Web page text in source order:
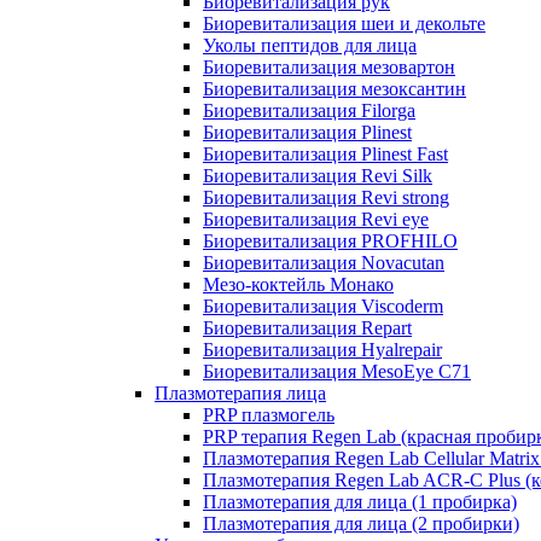
Биоревитализация шеи и декольте
Уколы пептидов для лица
Биоревитализация мезовартон
Биоревитализация мезоксантин
Биоревитализация Filorga
Биоревитализация Plinest
Биоревитализация Plinest Fast
Биоревитализация Revi Silk
Биоревитализация Revi strong
Биоревитализация Revi eye
Биоревитализация PROFHILO
Биоревитализация Novacutan
Мезо-коктейль Монако
Биоревитализация Viscoderm
Биоревитализация Repart
Биоревитализация Hyalrepair
Биоревитализация MesoEye C71
Плазмотерапия лица
PRP плазмогель
PRP терапия Regen Lab (красная
Плазмотерапия Regen Lab Cellular
Плазмотерапия Regen Lab ACR-C Plus
Плазмотерапия для лица (1 пробирка)
Плазмотерапия для лица (2 пробирки)